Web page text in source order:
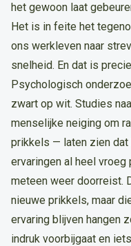
het gewoon laat
Het is in feite het
ons werkleven naar
snelheid. En dat is
Psychologisch
zwart op wit. Studies
menselijke neiging om
prikkels — laten zien
ervaringen al heel
meteen weer doorreist.
nieuwe prikkels, maar
ervaring blijven hangen
indruk voorbijgaat en